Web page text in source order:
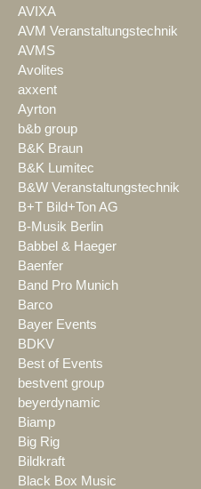
AVIXA
AVM Veranstaltungstechnik
AVMS
Avolites
axxent
Ayrton
b&b group
B&K Braun
B&K Lumitec
B&W Veranstaltungstechnik
B+T Bild+Ton AG
B-Musik Berlin
Babbel & Haeger
Baenfer
Band Pro Munich
Barco
Bayer Events
BDKV
Best of Events
bestvent group
beyerdynamic
Biamp
Big Rig
Bildkraft
Black Box Music